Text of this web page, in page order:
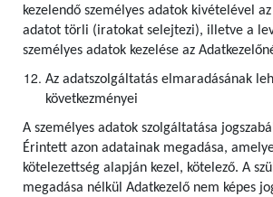
kezelendő személyes adatok kivételével
adatot törli (iratokat selejtezi), illetve a
személyes adatok kezelése az
Az adatszolgáltatás elmaradásának
következményei
A személyes adatok szolgáltatása
Érintett azon adatainak megadása,
kötelezettség alapján kezel, kötelező. A
megadása nélkül Adatkezelő nem képes